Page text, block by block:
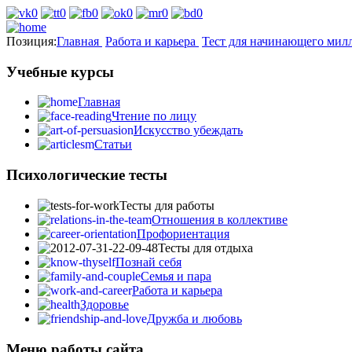
Позиция:Главная Работа и карьера Тест для начинающего
Учебные курсы
Главная
Чтение по лицу
Искусство убеждать
Статьи
Психологические тесты
Тесты для работы
Отношения в коллективе
Профориентация
Тесты для отдыха
Познай себя
Семья и пара
Работа и карьера
Здоровье
Дружба и любовь